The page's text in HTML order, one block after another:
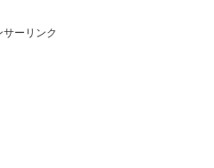
サーリンク